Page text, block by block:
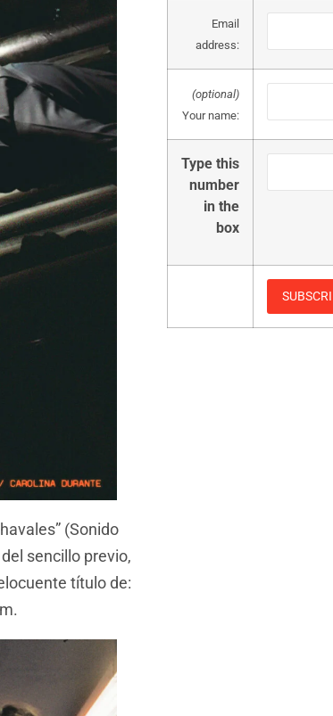
(Sonido
sencillo previo,
título de:
Email
address:
(optional)
Your name:
Type this
number
in the
box